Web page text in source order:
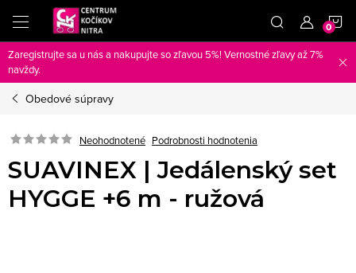
obsah
Zaregistrujte sa u nás a nakupujte so zľavou 5%! Vernostné zľavy až 7%
navždy.
Obedové súpravy
Neohodnotené Podrobnosti hodnotenia
SUAVINEX | Jedálenský set
HYGGE +6 m - ružová